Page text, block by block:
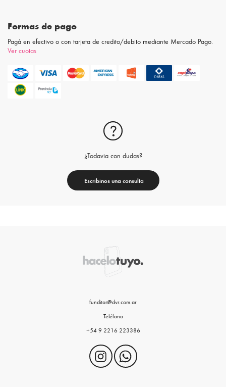
Formas de pago
Pagá en efectivo o con tarjeta de credito/debito mediante Mercado Pago.
Ver cuotas
¿Todavia con dudas?
Escribinos una consulta
funditas@dvr.com.ar
Teléfono
+54 9 2216 223386